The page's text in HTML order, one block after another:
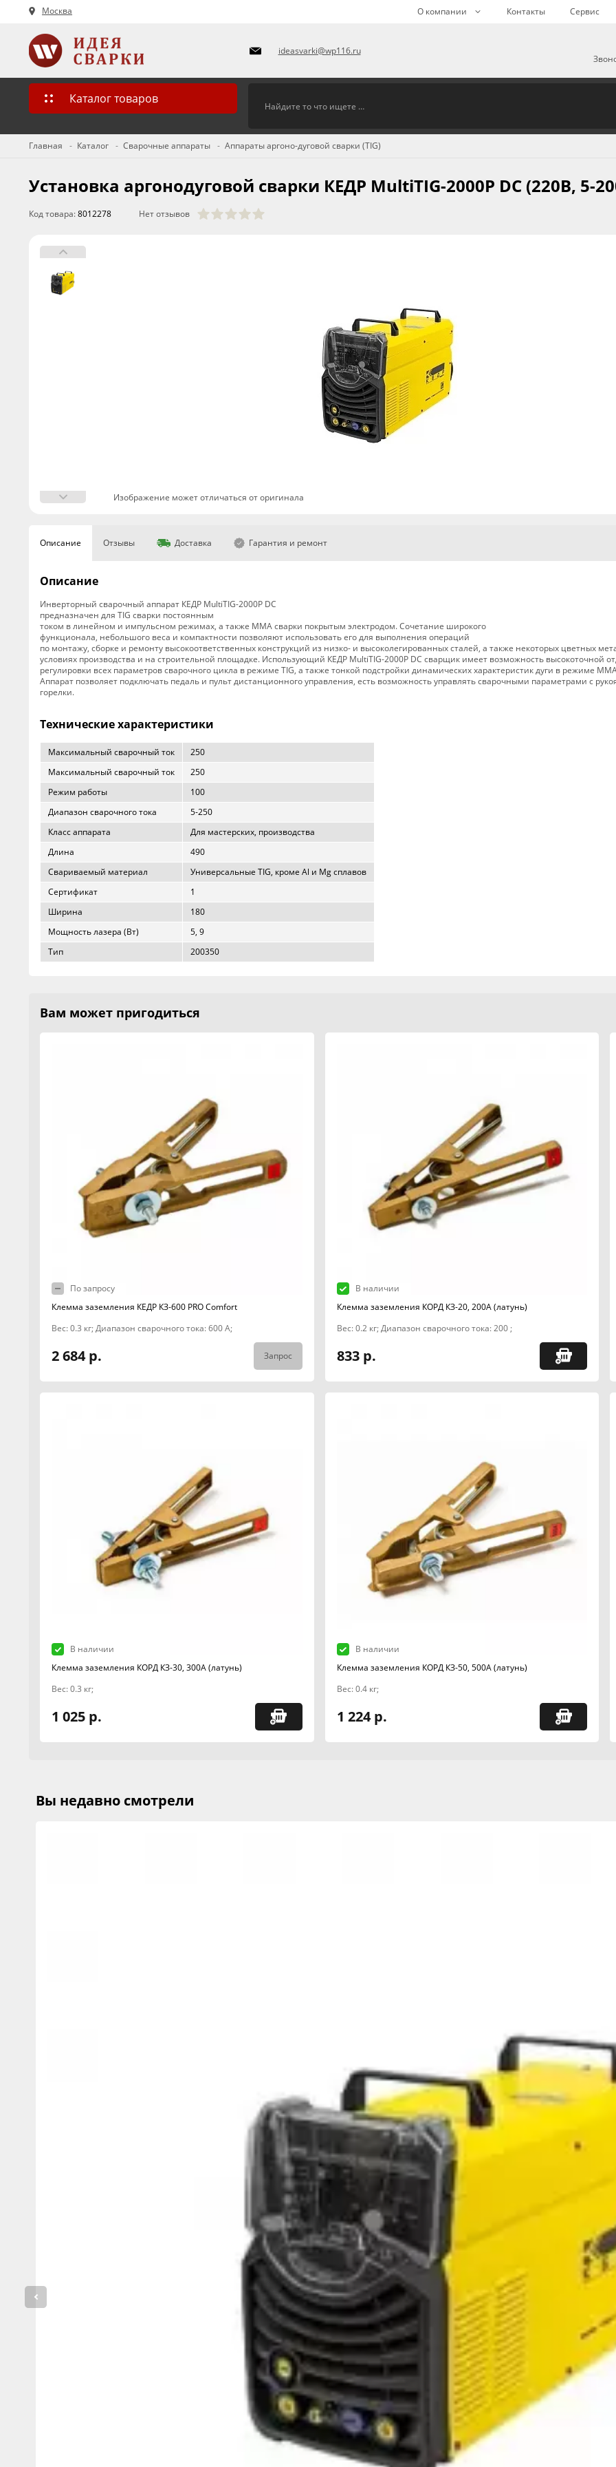
Москва О компании Контакты Сервис
ideasvarki@wp116.ru
Каталог товаров
Главная Каталог Сварочные аппараты Аппараты аргоно-дуговой сварки (TIG)
Установка аргонодуговой сварки КЕДР MultiTIG-2000P DC (220В, 5-
Код товара:8012278 Нет отзывов
Изображение может отличаться от оригинала
Описание Отзывы Доставка Гарантия и ремонт
Описание
Инверторный сварочный аппарат КЕДР MultiTIG-2000P DC
предназначен для TIG сварки постоянным
током в линейном и импульсном режимах, а также MMA сварки покрытым электродом. Сочетание широкого
функционала, небольшого веса и компактности позволяют использовать его для выполнения операций
по монтажу, сборке и ремонту высокоответственных конструкций из низко- и высоколегированных сталей, а также некоторых цветных
условиях производства и на строительной площадке. Использующий КЕДР MultiTIG-2000P DC сварщик имеет возможность высокоточной
регулировки всех параметров сварочного цикла в режиме TIG, а также тонкой подстройки динамических характеристик дуги в режиме
Аппарат позволяет подключать педаль и пульт дистанционного управления, есть возможность управлять сварочными параметрами с
горелки.
Технические характеристики
Максимальный сварочный ток
250
Максимальный сварочный ток
250
Режим работы
100
Диапазон сварочного тока
5-250
Класс аппарата
Для мастерских, производства
Длина
490
Свариваемый материал
Универсальные TIG, кроме Al и Mg сплавов
Сертификат
1
Ширина
180
Мощность лазера (Вт)
5, 9
Тип
200350
Вам может пригодиться
По запросу
Клемма заземления КЕДР КЗ-600 PRO Comfort
Вес: 0.3 кг; Диапазон сварочного тока: 600 А;
2 684 р. Запрос
В наличии
Клемма заземления КОРД КЗ-20, 200А (латунь)
Вес: 0.2 кг; Диапазон сварочного тока: 200 ;
833 р.
В наличии
Клемма заземления КОРД КЗ-30, 300А (латунь)
Вес: 0.3 кг;
1 025 р.
В наличии
Клемма заземления КОРД КЗ-50, 500А (латунь)
Вес: 0.4 кг;
1 224 р.
Вы недавно смотрели